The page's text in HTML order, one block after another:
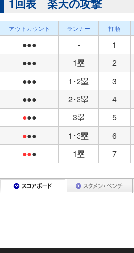
1回表 楽天の攻撃
アウトカウント ランナー 打順
●●● - 1
●●●
1塁 2
●●●
1･2塁 3
●●●
2･3塁 4
●●● 3塁 5
●●● 1･3塁 6
●●● 1塁 7